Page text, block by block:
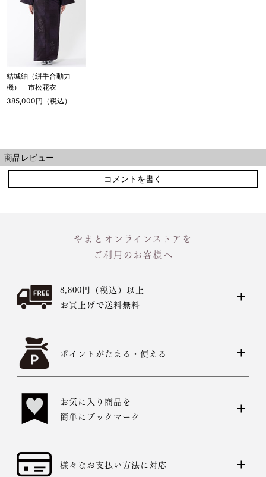
結城紬（絣手合動力
機） 市松花衣
385,000円（税込）
商品レビュー
コメントを書く
やまとオンラインストアを
ご利用のお客様へ
8,800円（税込）以上
お買上げで送料無料
ポイントがたまる・使える
お気に入り商品を
簡単にブックマーク
様々なお支払い方法に対応